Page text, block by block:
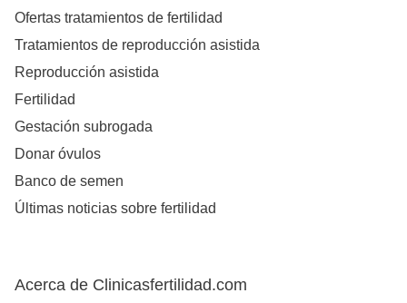
Ofertas tratamientos de fertilidad
Tratamientos de reproducción asistida
Reproducción asistida
Fertilidad
Gestación subrogada
Donar óvulos
Banco de semen
Últimas noticias sobre fertilidad
Acerca de Clinicasfertilidad.com